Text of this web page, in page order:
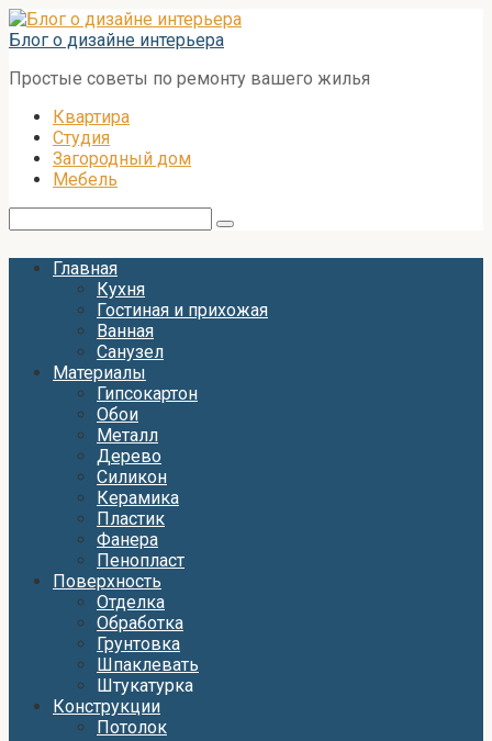
Перейти
к
Блог о дизайне интерьера
Простые советы по ремонту вашего жилья
Квартира
Студия
Загородный дом
Мебель
Главная
Кухня
Гостиная и прихожая
Ванная
Санузел
Материалы
Гипсокартон
Обои
Металл
Дерево
Силикон
Керамика
Пластик
Фанера
Пенопласт
Поверхность
Отделка
Обработка
Грунтовка
Шпаклевать
Штукатурка
Конструкции
Потолок